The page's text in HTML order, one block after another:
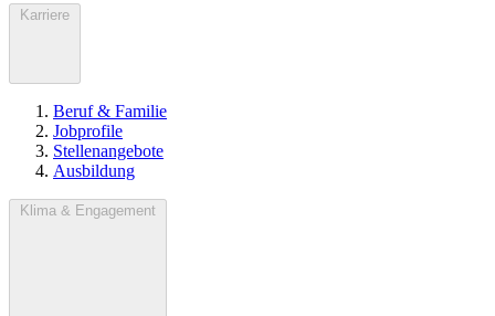
Karriere
Beruf & Familie
Jobprofile
Stellenangebote
Ausbildung
Klima & Engagement